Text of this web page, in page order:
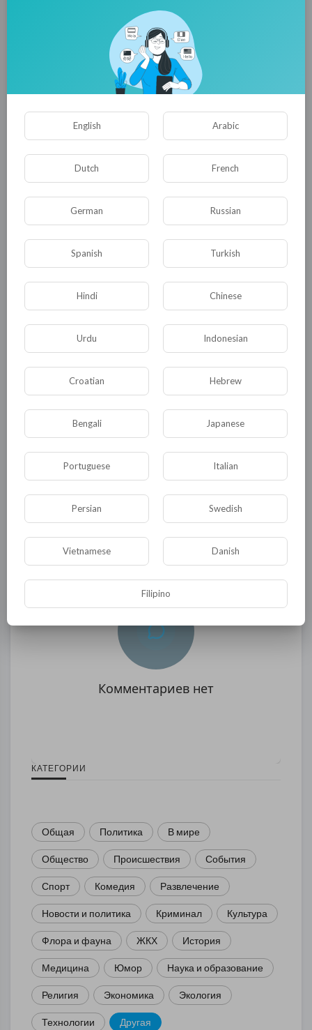
Я выбрал часть работ художников, которые
выставляю на ваше обозрение...
0 0
Опубликовать
Комментариев нет
КАТЕГОРИИ
Общая Политика В мире
Общество Происшествия События
Спорт Комедия Развлечение
Новости и политика Криминал Культура
Флора и фауна ЖКХ История
Медицина Юмор Наука и образование
Религия Экономика Экология
Технологии Другая
English Arabic
Dutch French
German Russian
Spanish Turkish
Hindi Chinese
Urdu Indonesian
Croatian Hebrew
Bengali Japanese
Portuguese Italian
Persian Swedish
Vietnamese Danish
Filipino